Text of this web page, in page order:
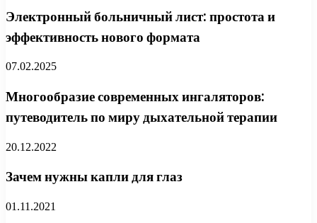
Электронный больничный лист: простота и
эффективность нового формата
07.02.2025
Многообразие современных ингаляторов:
путеводитель по миру дыхательной терапии
20.12.2022
Зачем нужны капли для глаз
01.11.2021